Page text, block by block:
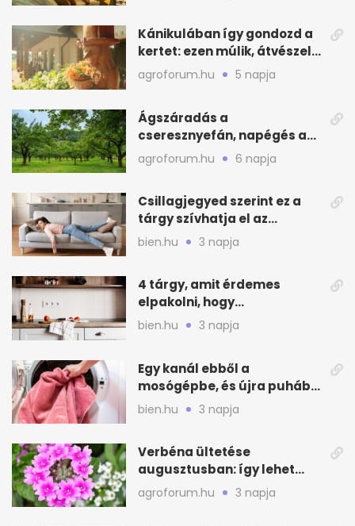
Kánikulában így gondozd a
kertet: ezen múlik, átvészeli-
e a hőséget
agroforum.hu 5 napja
Ágszáradás a
cseresznyefán, napégés a
kajszin: mit tehetsz most?
agroforum.hu 6 napja
Csillagjegyed szerint ez a
tárgy szívhatja el az
otthonod energiáját
bien.hu 3 napja
4 tárgy, amit érdemes
elpakolni, hogy
hűvösebbnek tűnjön a lakás
bien.hu 3 napja
Egy kanál ebből a
mosógépbe, és újra puhább
lesz a törölköző
bien.hu 3 napja
Verbéna ültetése
augusztusban: így lehet
még idén virágos a kert
agroforum.hu 3 napja